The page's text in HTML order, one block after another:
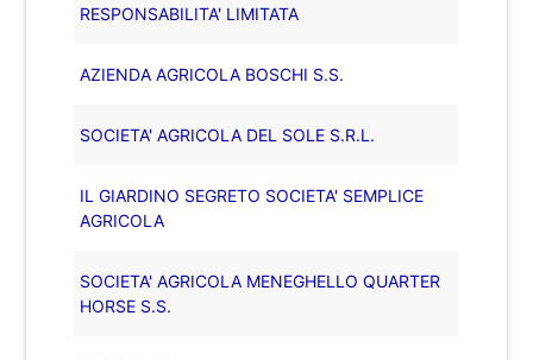
RESPONSABILITA' LIMITATA
AZIENDA AGRICOLA BOSCHI S.S.
SOCIETA' AGRICOLA DEL SOLE S.R.L.
IL GIARDINO SEGRETO SOCIETA' SEMPLICE
AGRICOLA
SOCIETA' AGRICOLA MENEGHELLO QUARTER
HORSE S.S.